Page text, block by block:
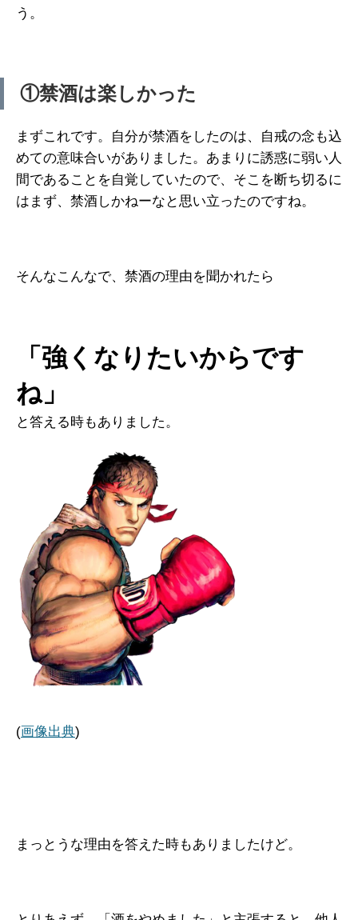
う。
①禁酒は楽しかった
まずこれです。自分が禁酒をしたのは、自戒の念も込
めての意味合いがありました。あまりに誘惑に弱い人
間であることを自覚していたので、そこを断ち切るに
はまず、禁酒しかねーなと思い立ったのですね。
そんなこんなで、禁酒の理由を聞かれたら
「強くなりたいからです
ね」
と答える時もありました。
(画像出典)
まっとうな理由を答えた時もありましたけど。